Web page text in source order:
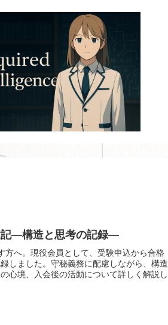
記―構造と思考の記録―
方へ。現役会員として、受験申込から合格
しました。守秘義務に配慮しながら、構造
心境、入会後の活動について詳しく解説し